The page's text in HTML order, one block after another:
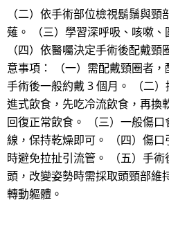
（二）依手術部位檢視鬍鬚與
薙。 （三）學習深呼吸、咳嗽、
（四）依醫囑決定手術後配戴
意事項： （一）需配戴頸圈者，
手術後一般約戴 3 個月。 （二
進式飲食，先吃冷流飲食，再換
回復正常飲食。 （三）一般傷
線，保持乾燥即可。 （四）傷
時避免拉扯引流管。 （五）手
頭，改變姿勢時需採取頭頸部維
轉動軀體。